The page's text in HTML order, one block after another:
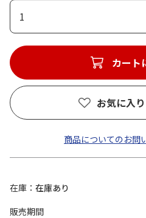
1
カート
お気に入
商品についてのお問
在庫
在庫あり
販売期間